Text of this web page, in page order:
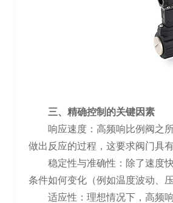
三、精确控制的关键因素
响应速度：高频响比例阀之
做出反应的过程，这要求阀门具
稳定性与准确性：除了速度
条件如何变化（例如温度波动、
适应性：理想情况下，高频